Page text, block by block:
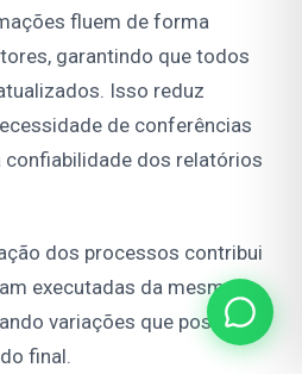
fluem de forma
garantindo que todos
Isso reduz
de conferências
confiabilidade dos relatórios
dos processos contribui
executadas da mesma
variações que possam
final.